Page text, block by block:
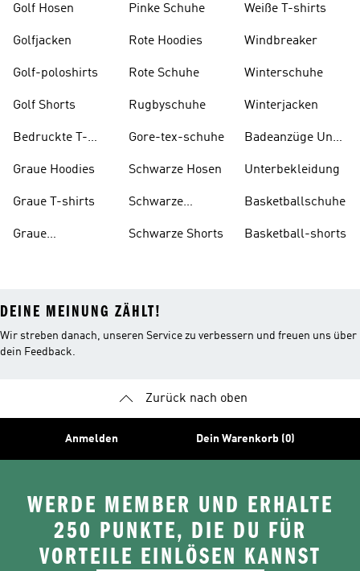
Golf Hosen
Golfjacken
Golf-poloshirts
Golf Shorts
Bedruckte T-
Graue Hoodies
Graue T-shirts
Graue
Pinke Schuhe
Rote Hoodies
Rote Schuhe
Rugbyschuhe
Gore-tex-schuhe
Schwarze Hosen
Schwarze
Schwarze Shorts
Weiße T-shirts
Windbreaker
Winterschuhe
Winterjacken
Badeanzüge Und
Unterbekleidung
Basketballschuhe
Basketball-shorts
DEINE MEINUNG ZÄHLT!
Wir streben danach, unseren Service zu verbessern und freuen uns über
dein Feedback.
Zurück nach oben
Anmelden Dein Warenkorb (0)
WERDE MEMBER UND ERHALTE
250 PUNKTE, DIE DU FÜR
VORTEILE EINLÖSEN KANNST